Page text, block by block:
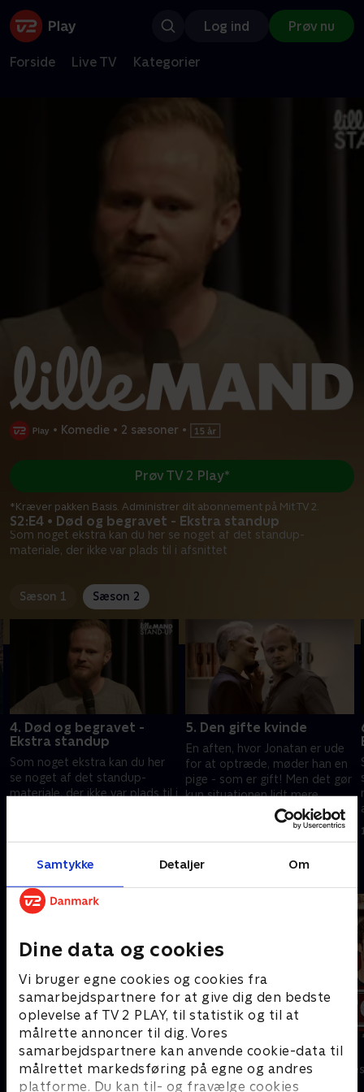
Samtykke Detaljer Om
Dine data og cookies
Vi bruger egne cookies og cookies fra
samarbejdspartnere for at give dig den bedste
oplevelse af TV 2 PLAY, til statistik og til at
målrette annoncer til dig. Vores
samarbejdspartnere kan anvende cookie-data til
målrettet markedsføring på egne og andres
platforme. Du kan til- og fravælge cookies
Log ind Prøv nu
Forside Live TV Kategorier
• Komedie • 2 sæsoner •
S2:E4 • Død og begravet - Ekstra standup
Som noget ekstra kan du her se noget af det standup-
materiale, der ikke var plads til i afsnittet
Prøv TV 2 Play*
*Kræver pakken Basis. Administrer dit abonnement på Mit TV 2.
Sæson 1 Sæson 2
4. Død og begravet -
Ekstra standup
Som noget ekstra kan du her
se noget af det standup-
materiale, der ikke var plads til i
5. Den gifte kvinde
En aften, hvor Jonatan er ude
for at optræde, møder han en
pige - som er gift! Men det gør
kun situationen lidt mere
interessant, især da hun åbner
op for, at de skal ses. Der er
bare ét problem med en gift
31. oktober 2016 • 24 min
Andre så også
Kristian
Komedie • 2 sæsoner
Tomgang
Komedie • 3